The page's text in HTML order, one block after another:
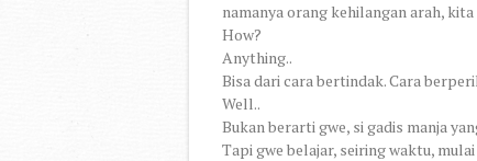
namanya orang kehilangan arah,
How?
Anything..
Bisa dari cara bertindak. Cara
Well..
Bukan berarti gwe, si gadis manja
Tapi gwe belajar, seiring waktu, mulai